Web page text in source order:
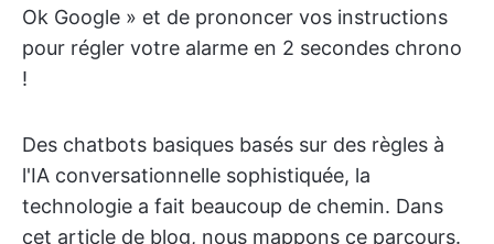
Ok Google » et de prononcer vos instructions
pour régler votre alarme en 2 secondes chrono
!
Des chatbots basiques basés sur des règles à
l'IA conversationnelle sophistiquée, la
technologie a fait beaucoup de chemin. Dans
cet article de blog, nous mappons ce parcours.